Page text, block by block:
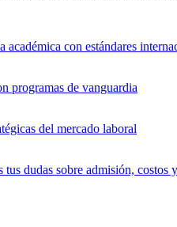
con estándares
programas de vanguardia
del mercado laboral
tus dudas sobre admisión, costos